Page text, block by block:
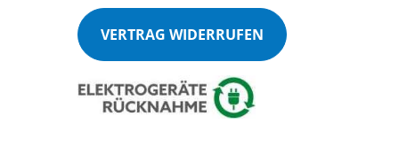
VERTRAG WIDERRUFEN